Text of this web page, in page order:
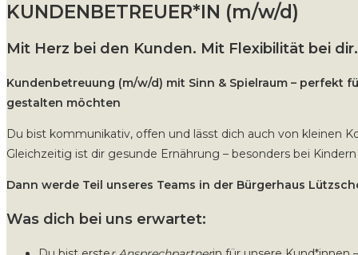
KUNDENBETREUER*IN (m/w/d)
Mit Herz bei den Kunden. Mit Flexibilität bei dir.
Kundenbetreuung (m/w/d) mit Sinn & Spielraum – perfekt
gestalten möchten
Du bist kommunikativ, offen und lässt dich auch von kleinen
Gleichzeitig ist dir gesunde Ernährung – besonders bei
Dann werde Teil unseres Teams in der Bürgerhaus
Was dich bei uns erwartet: